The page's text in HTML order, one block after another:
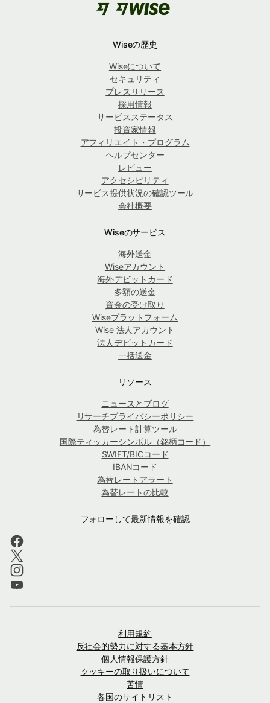
Wiseの歴史
Wiseについて
セキュリティ
プレスリリース
採用情報
サービスステータス
投資家情報
アフィリエイト・プログラム
ヘルプセンター
レビュー
アクセシビリティ
サービス提供状況の確認ツール
会社概要
Wiseのサービス
海外送金
Wiseアカウント
海外デビットカード
多額の送金
資金の受け取り
Wiseプラットフォーム
Wise 法人アカウント
法人デビットカード
一括送金
リソース
ニュースとブログ
リサーチプライバシーポリシー
為替レート計算ツール
国際ティッカーシンボル（銘柄コード）
SWIFT/BICコード
IBANコード
為替レートアラート
為替レートの比較
フォローして最新情報を確認
利用規約
反社会的勢力に対する基本方針
個人情報保護方針
クッキーの取り扱いについて
苦情
各国のサイトリスト